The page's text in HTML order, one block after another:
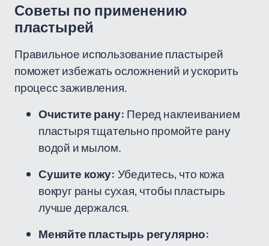
Советы по применению
пластырей
Правильное использование пластырей
поможет избежать осложнений и ускорить
процесс заживления.
Очистите рану: Перед наклеиванием
пластыря тщательно промойте рану
водой и мылом.
Сушите кожу: Убедитесь, что кожа
вокруг раны сухая, чтобы пластырь
лучше держался.
Меняйте пластырь регулярно: